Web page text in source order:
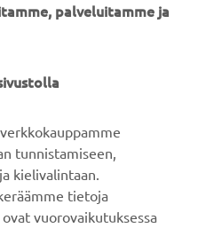
Motor Co., Ltd.
ei-kaupallisiin tarkoituksiin
lupaa.
paikallisia
palveluitamme ja
tunnistamiseen,
kielivalintaan.
tietoja
vuorovaikutuksessa